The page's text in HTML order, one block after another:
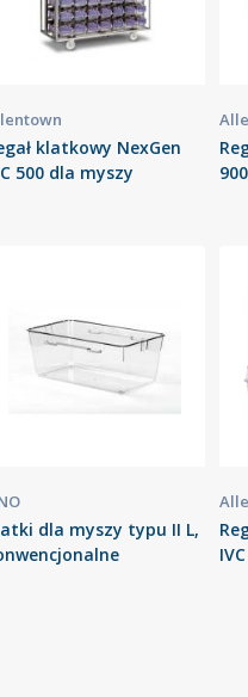
klatkowy NexGen
500 dla myszy
dla myszy typu II L,